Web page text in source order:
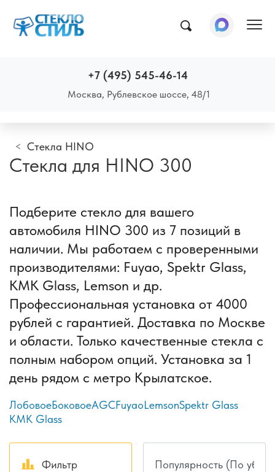
+7 (495) 545-46-14
Москва, Рублевское шоссе, 48/1
Стекла HINO
Стекла для HINO 300
Подберите стекло для вашего
автомобиля HINO 300 из 7 позиций в
наличии. Мы работаем с проверенными
производителями: Fuyao, Spektr Glass,
КМК Glass, Lemson и др.
Профессиональная установка от 4000
рублей с гарантией. Доставка по Москве
и области. Только качественные стекла с
полным набором опций. Установка за 1
день рядом с метро Крылатское.
ЛобовоеБоковоеAGCFuyaoLemsonSpektr Glass
КМК Glass
Фильтр